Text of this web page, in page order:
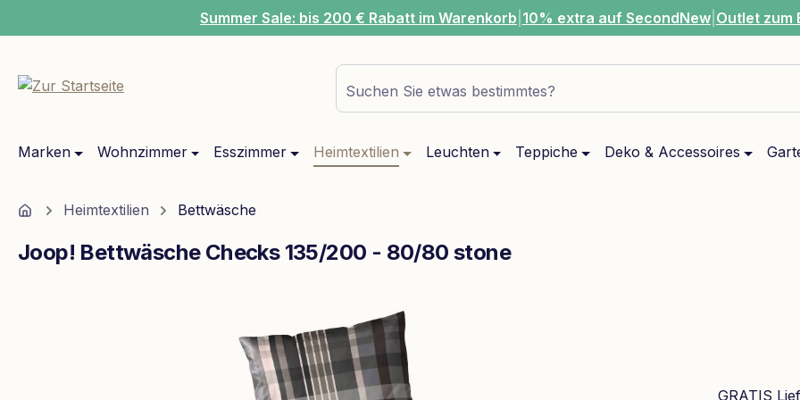
Zur Hauptnavigation springenSummer Sale: bis 200 € Rabatt im Warenkorb 10% extra auf SecondNew Outlet zum
Suchen Sie etwas bestimmtes?
Marken Wohnzimmer Esszimmer Heimtextilien Leuchten Teppiche Deko & Accessoires
HomeHeimtextilien Bettwäsche
Joop! Bettwäsche Checks 135/200 - 80/80 stone
GRATIS